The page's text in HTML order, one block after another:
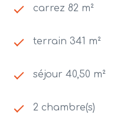
carrez 82 m²
terrain 341 m²
séjour 40,50 m²
2 chambre(s)